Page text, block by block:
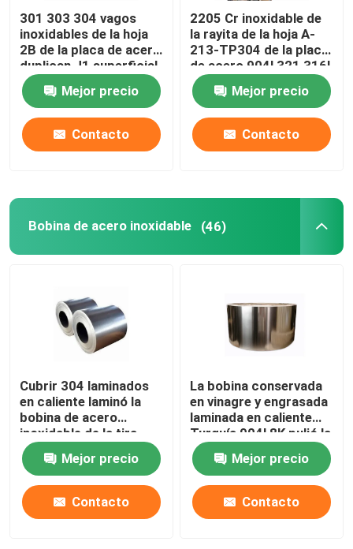
301 303 304 vagos
inoxidables de la hoja
2B de la placa de acero
duplican J1 superficial
J3 laminaron
Mejor precio
Contacto
2205 Cr inoxidable de
la rayita de la hoja A-
213-TP304 de la placa
de acero 904l 321 316l
Mejor precio
Contacto
Bobina de acero inoxidable (46)
Cubrir 304 laminados
en caliente laminó la
bobina de acero
inoxidable de la tira
201 316l 202 Ss 304
de la bobinaMejor precio
Contacto
La bobina conservada
en vinagre y engrasada
laminada en caliente
Turquía 904l 8K pulió la
bobina de acero
inoxidable 202 de los
Ss de la bobina 430
Mejor precio
Contacto